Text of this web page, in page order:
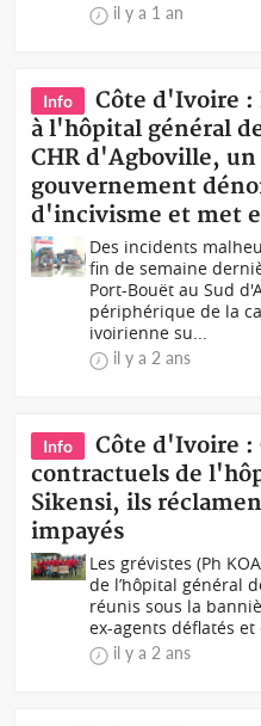
il y a 1 an
Info
Côte d'Ivoire :
à l'hôpital général
CHR d'Agboville,
gouvernement
d'incivisme et met
Des incidents
fin de semaine
Port-Bouët au Sud
périphérique de la
ivoirienne su...
il y a 2 ans
Info
Côte d'Ivoire :
contractuels de
Sikensi, ils
impayés
Les grévistes (Ph
de l’hôpital général
réunis sous la
ex-agents déflatés
il y a 2 ans